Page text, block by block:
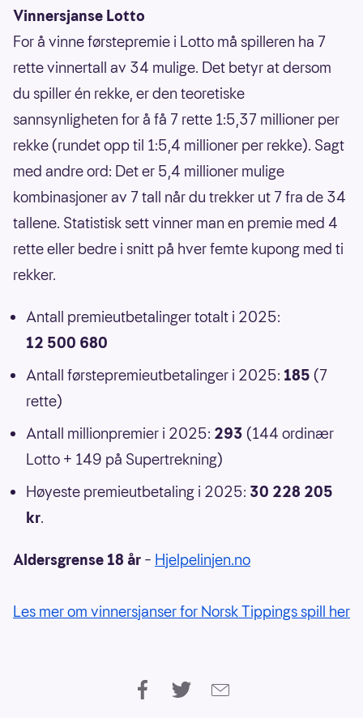
Vinnersjanse Lotto
For å vinne førstepremie i Lotto må spilleren ha 7
rette vinnertall av 34 mulige. Det betyr at dersom
du spiller én rekke, er den teoretiske
sannsynligheten for å få 7 rette 1:5,37 millioner per
rekke (rundet opp til 1:5,4 millioner per rekke). Sagt
med andre ord: Det er 5,4 millioner mulige
kombinasjoner av 7 tall når du trekker ut 7 fra de 34
tallene. Statistisk sett vinner man en premie med 4
rette eller bedre i snitt på hver femte kupong med ti
rekker.
Antall premieutbetalinger totalt i 2025:
12 500 680
Antall førstepremieutbetalinger i 2025: 185 (7
rette)
Antall millionpremier i 2025: 293 (144 ordinær
Lotto + 149 på Supertrekning)
Høyeste premieutbetaling i 2025: 30 228 205
kr.
Aldersgrense 18 år – Hjelpelinjen.no
Les mer om vinnersjanser for Norsk Tippings spill her